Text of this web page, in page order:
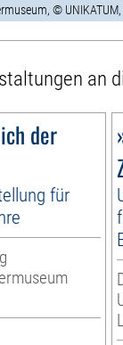
©
an
der
für